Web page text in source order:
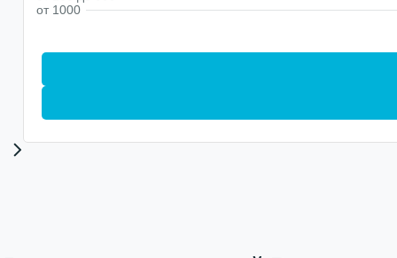
от 1000